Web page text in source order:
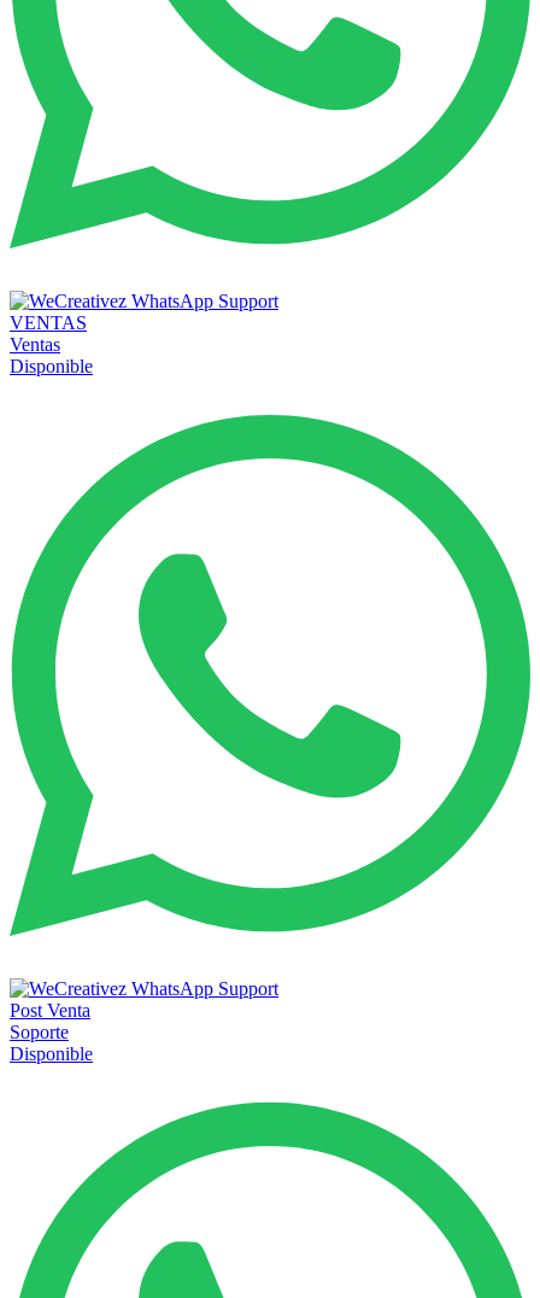
VENTAS
Ventas
Disponible
Post Venta
Soporte
Disponible